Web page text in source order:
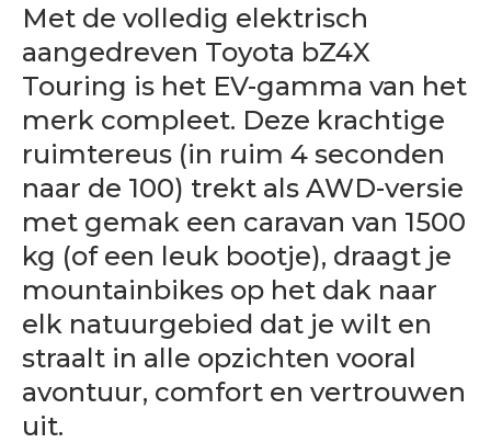
Met de volledig elektrisch
aangedreven Toyota bZ4X
Touring is het EV-gamma van het
merk compleet. Deze krachtige
ruimtereus (in ruim 4 seconden
naar de 100) trekt als AWD-versie
met gemak een caravan van 1500
kg (of een leuk bootje), draagt je
mountainbikes op het dak naar
elk natuurgebied dat je wilt en
straalt in alle opzichten vooral
avontuur, comfort en vertrouwen
uit.